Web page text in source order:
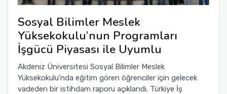
Sosyal Bilimler Meslek
Yüksekokulu’nun Programları
İşgücü Piyasası ile Uyumlu
Akdeniz Üniversitesi Sosyal Bilimler Meslek
Yüksekokulu’nda eğitim gören öğrenciler için gelecek
vadeden bir istihdam raporu açıklandı. Türkiye İş